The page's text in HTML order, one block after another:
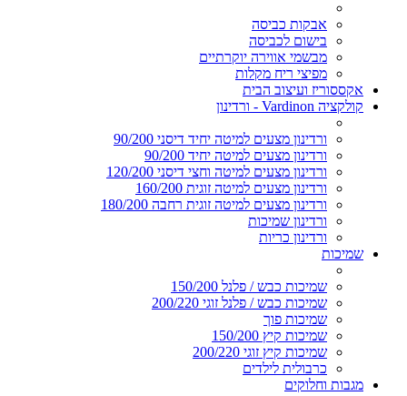
אבקות כביסה
בישום לכביסה
מבשמי אווירה יוקרתיים
מפיצי ריח מקלות
אקססוריז ועיצוב הבית
קולקציה Vardinon - ורדינון
ורדינון מצעים למיטה יחיד דיסני 90/200
ורדינון מצעים למיטה יחיד 90/200
ורדינון מצעים למיטה וחצי דיסני 120/200
ורדינון מצעים למיטה זוגית 160/200
ורדינון מצעים למיטה זוגית רחבה 180/200
ורדינון שמיכות
ורדינון כריות
שמיכות
שמיכות כבש / פלנל 150/200
שמיכות כבש / פלנל זוגי 200/220
שמיכות פוך
שמיכות קיץ 150/200
שמיכות קיץ זוגי 200/220
כרבולית לילדים
מגבות וחלוקים